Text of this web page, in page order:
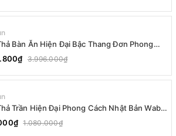
Bàn Ăn Hiện Đại Bậc Thang Đơn Phong
Bản Wabi-sabi DC-T078B
3.996.000₫
Trần Hiện Đại Phong Cách Nhật Bản Wabi-
T036 Dáng A
1.080.000₫